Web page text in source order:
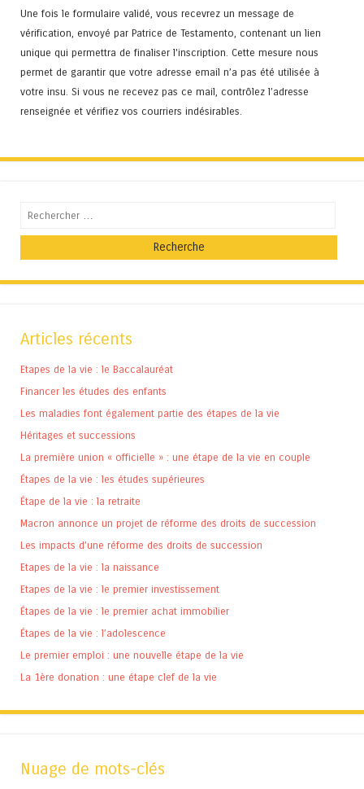
Une fois le formulaire validé, vous recevrez un message de
vérification, envoyé par Patrice de Testamento, contenant un lien
unique qui permettra de finaliser l'inscription. Cette mesure nous
permet de garantir que votre adresse email n’a pas été utilisée à
votre insu. Si vous ne recevez pas ce mail, contrôlez l’adresse
renseignée et vérifiez vos courriers indésirables.
Recherche
Articles récents
Etapes de la vie : le Baccalauréat
Financer les études des enfants
Les maladies font également partie des étapes de la vie
Héritages et successions
La première union « officielle » : une étape de la vie en couple
Étapes de la vie : les études supérieures
Étape de la vie : la retraite
Macron annonce un projet de réforme des droits de succession
Les impacts d’une réforme des droits de succession
Etapes de la vie : la naissance
Etapes de la vie : le premier investissement
Étapes de la vie : le premier achat immobilier
Étapes de la vie : l’adolescence
Le premier emploi : une nouvelle étape de la vie
La 1ère donation : une étape clef de la vie
Nuage de mots-clés